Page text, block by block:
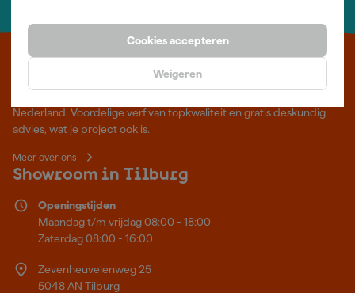
Cookies accepteren
Weigeren
Leer Verfwebwinkel beter kennen
Nederland. Voordelige verf van topkwaliteit en gratis deskundig
advies, wat je project ook is.
Meer over ons
Showroom in Tilburg
Openingstijden
Maandag t/m vrijdag 08:00 - 18:00
Zaterdag 08:00 - 16:00
Zevenheuvelenweg 25
5048 AN Tilburg